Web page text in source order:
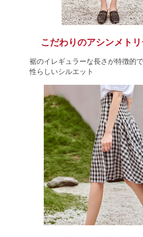
こだわりのアシンメト
裾のイレギュラーな長さが特徴的
性らしいシルエット